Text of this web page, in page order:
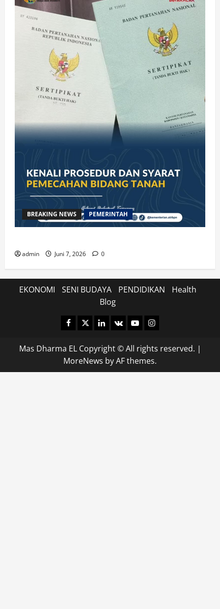
BREAKING NEWS PEMERINTAH
admin Juni 7, 2026 0
EKONOMI SENI BUDAYA PENDIDIKAN
Health
Blog
Facebook
TwitterLinkedin
VK YoutubeInstagram
Mas Dharma EL Copyright © All rights reserved. |
MoreNews by AF themes.